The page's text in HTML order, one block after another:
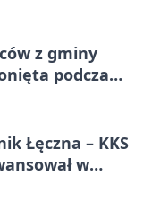
z gminy
podczas
Łęczna – KKS
w